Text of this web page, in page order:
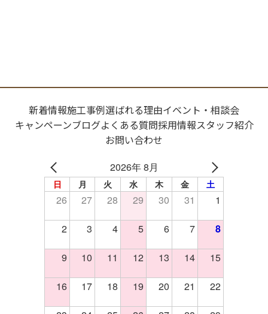
新着情報施工事例選ばれる理由イベント・相談会
キャンペーンブログよくある質問採用情報スタッフ紹介
お問い合わせ
2026年 8月
日 月 火 水 木 金 土
26 27 28 29 30 31 1
2 3 4 5 6 7 8
9 10 11 12 13 14 15
16 17 18 19 20 21 22